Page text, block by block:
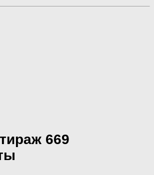
669